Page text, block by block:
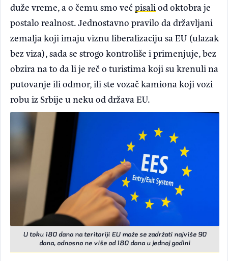
duže vreme, a o čemu smo većpisaliod oktobra je
postalo realnost. Jednostavno pravilo da državljani
zemalja koji imaju viznu liberalizaciju sa EU (ulazak
bez viza), sada se strogo kontroliše i primenjuje, bez
obzira na to da li je reč o turistima koji su krenuli na
putovanje ili odmor, ili ste vozač kamiona koji vozi
robu iz Srbije u neku od država EU.
U toku 180 dana na teritoriji EU može se zadržati najviše 90
dana, odnosno ne više od 180 dana u jednoj godini